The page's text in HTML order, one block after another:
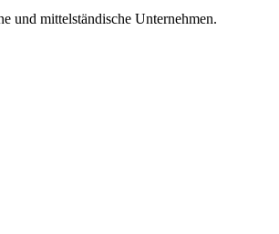
und mittelständische Unternehmen.